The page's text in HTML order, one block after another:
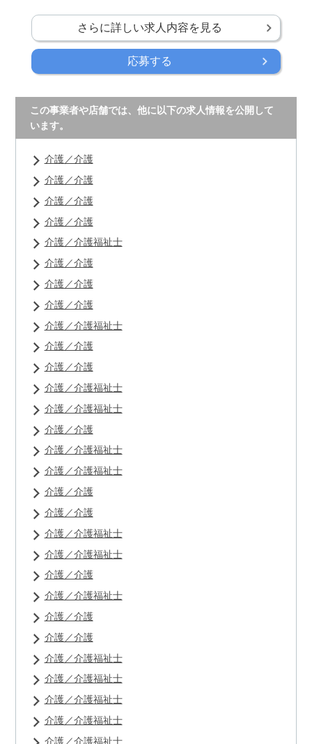
さらに詳しい求人内容を見る
応募する
この事業者や店舗では、他に以下の求人情報を公開して
います。
介護／介護
介護／介護
介護／介護
介護／介護
介護／介護福祉士
介護／介護
介護／介護
介護／介護
介護／介護福祉士
介護／介護
介護／介護
介護／介護福祉士
介護／介護福祉士
介護／介護
介護／介護福祉士
介護／介護福祉士
介護／介護
介護／介護
介護／介護福祉士
介護／介護福祉士
介護／介護
介護／介護福祉士
介護／介護
介護／介護
介護／介護福祉士
介護／介護福祉士
介護／介護福祉士
介護／介護福祉士
介護／介護福祉士